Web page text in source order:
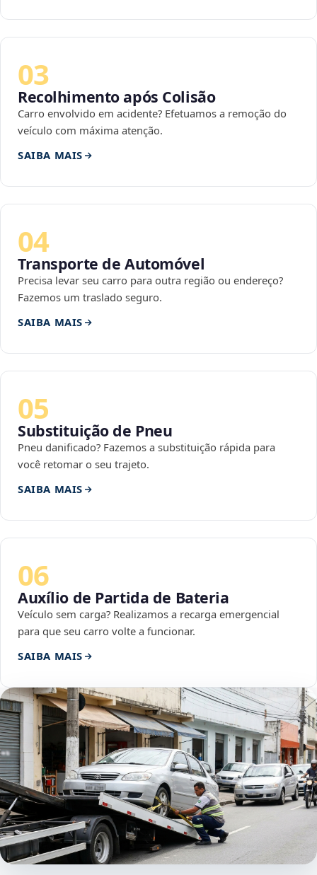
03
Recolhimento após Colisão
Carro envolvido em acidente? Efetuamos a remoção do
veículo com máxima atenção.
SAIBA MAIS
04
Transporte de Automóvel
Precisa levar seu carro para outra região ou endereço?
Fazemos um traslado seguro.
SAIBA MAIS
05
Substituição de Pneu
Pneu danificado? Fazemos a substituição rápida para
você retomar o seu trajeto.
SAIBA MAIS
06
Auxílio de Partida de Bateria
Veículo sem carga? Realizamos a recarga emergencial
para que seu carro volte a funcionar.
SAIBA MAIS